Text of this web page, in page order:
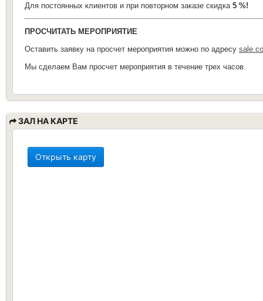
Для постоянных клиентов и при повторном заказе скидка 5 %!
ПРОСЧИТАТЬ МЕРОПРИЯТИЕ
Оставить заявку на просчет мероприятия можно по адресу
Мы сделаем Вам просчет мероприятия в течение трех часов.
ЗАЛ НА КАРТЕ
Открыть карту